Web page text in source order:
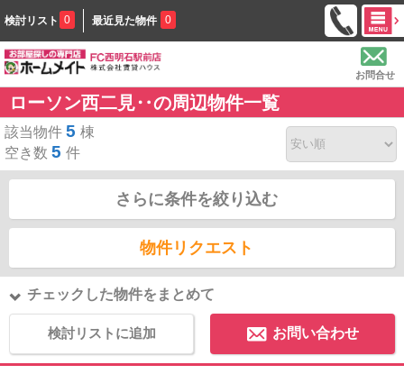
検討リスト 0 最近見た物件 0
お問合せ
ローソン西二見‥の周辺物件一覧
該当物件 5 棟
空き数 5 件
さらに条件を絞り込む
物件リクエスト
チェックした物件をまとめて
検討リストに追加 お問い合わせ